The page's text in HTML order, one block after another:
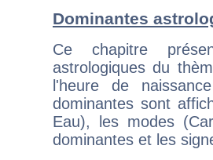
Dominantes
Ce chapitre
astrologiques du
l'heure de
dominantes sont
Eau), les modes
dominantes et les